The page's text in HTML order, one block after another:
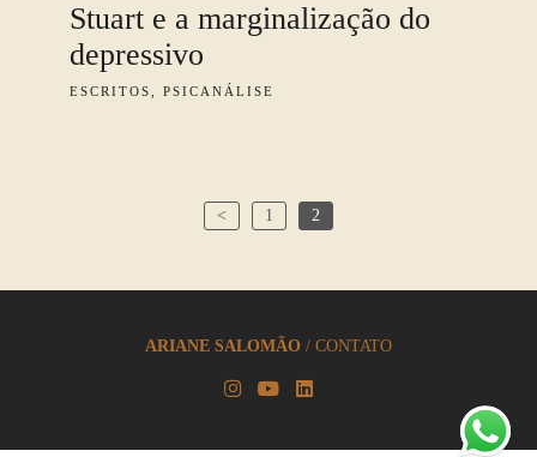
Stuart e a marginalização do
depressivo
ESCRITOS, PSICANÁLISE
< 1 2
ARIANE SALOMÃO / CONTATO